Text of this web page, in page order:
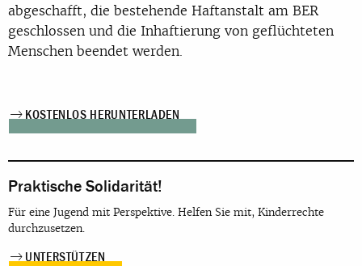
abgeschafft, die bestehende Haftanstalt am BER
geschlossen und die Inhaftierung von geflüchteten
Menschen beendet werden.
KOSTENLOS HERUNTERLADEN
Praktische Solidarität!
Für eine Jugend mit Perspektive. Helfen Sie mit, Kinderrechte
durchzusetzen.
UNTERSTÜTZEN